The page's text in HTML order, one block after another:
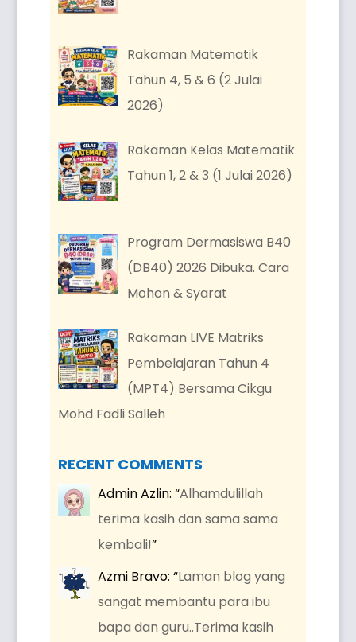
Rakaman Matematik
Tahun 4, 5 & 6 (2 Julai
2026)
Rakaman Kelas Matematik
Tahun 1, 2 & 3 (1 Julai 2026)
Program Dermasiswa B40
(DB40) 2026 Dibuka. Cara
Mohon & Syarat
Rakaman LIVE Matriks
Pembelajaran Tahun 4
(MPT4) Bersama Cikgu
Mohd Fadli Salleh
RECENT COMMENTS
Admin Azlin: “Alhamdulillah
terima kasih dan sama sama
kembali!”
Azmi Bravo: “Laman blog yang
sangat membantu para ibu
bapa dan guru..Terima kasih